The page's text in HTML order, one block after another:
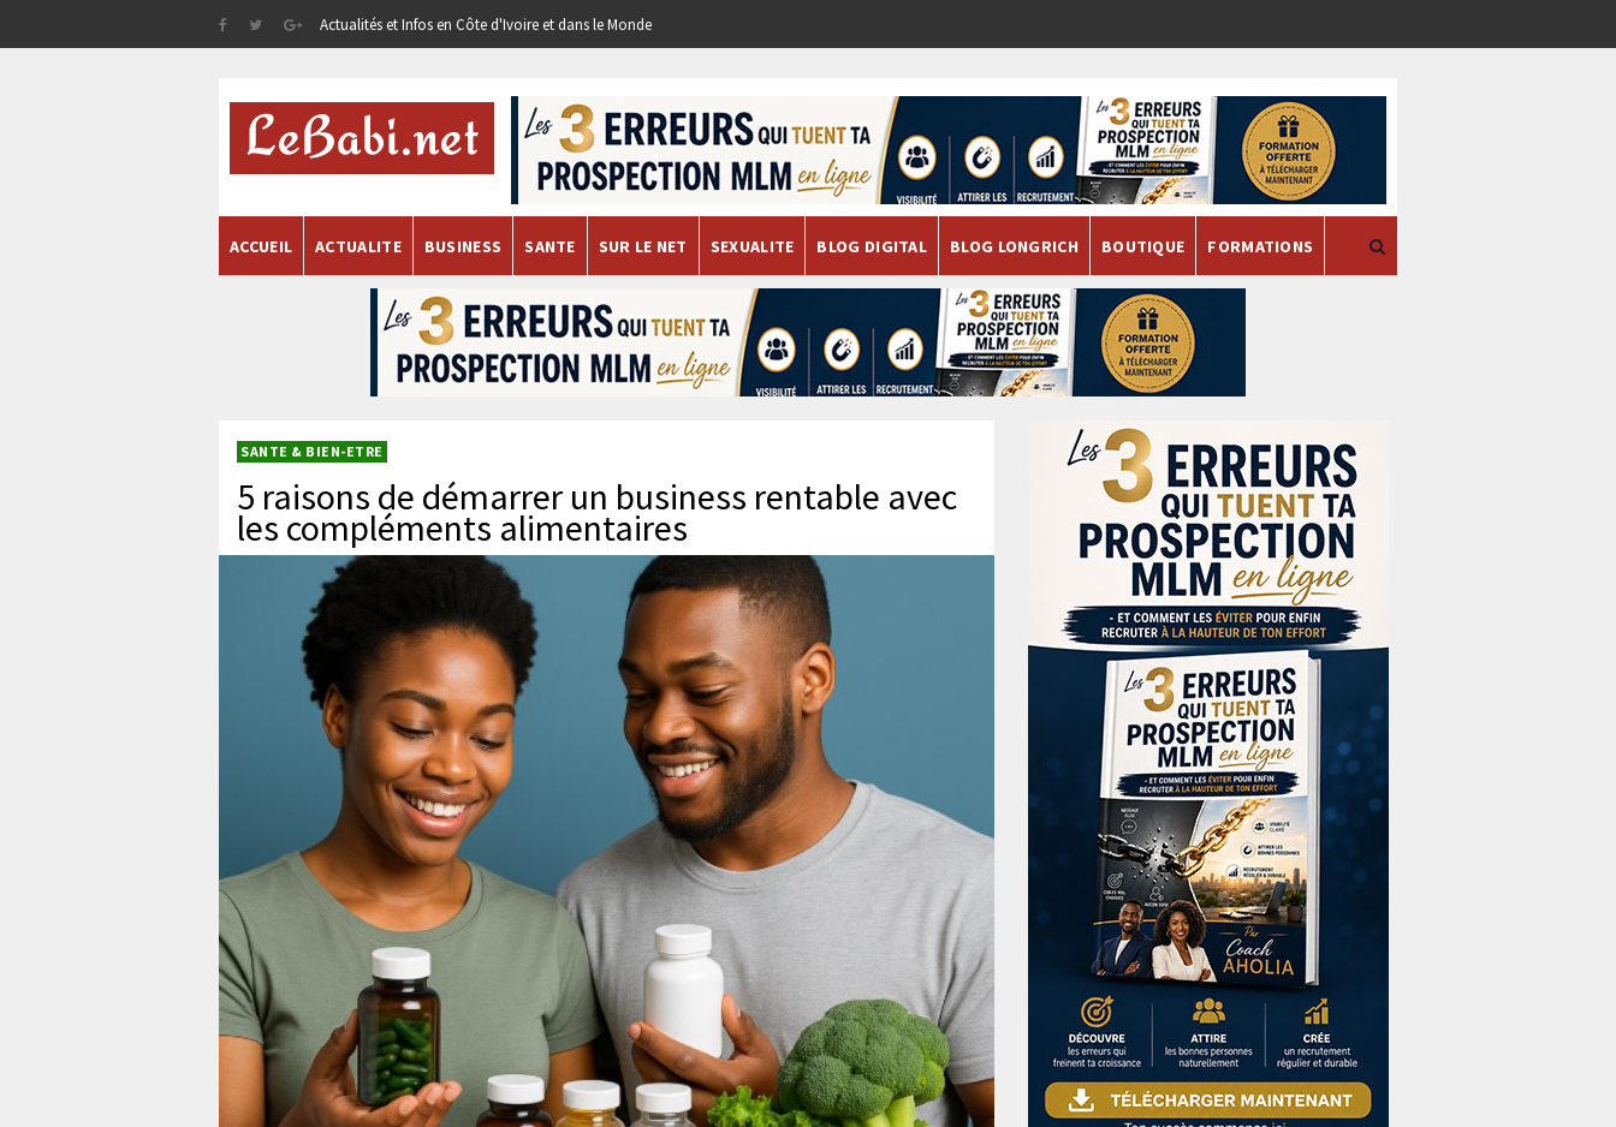
Actualités et Infos en Côte d'Ivoire et dans le Monde
ACCUEIL ACTUALITE BUSINESS SANTE SUR LE NET SEXUALITE BLOG DIGITAL BLOG LONGRICH BOUTIQUE FORMATIONS
SANTE & BIEN-ETRE
5 raisons de démarrer un business rentable avec
les compléments alimentaires